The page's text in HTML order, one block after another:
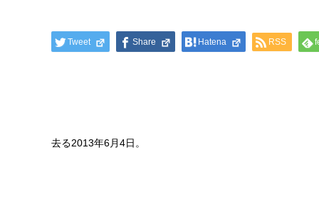
Tweet Share Hatena RSS
去る2013年6月4日。